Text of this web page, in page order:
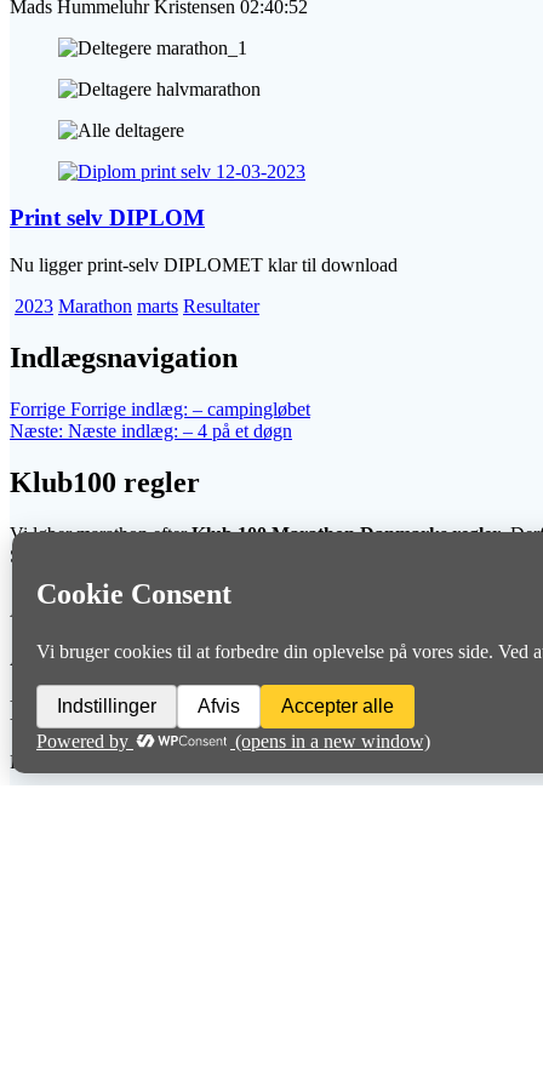
Mads Hummeluhr Kristensen 02:40:52
Print selv DIPLOM
Nu ligger print-selv DIPLOMET klar til download
2023 Marathon marts Resultater
Indlægsnavigation
Forrige Forrige indlæg: – campingløbet
Næste: Næste indlæg: – 4 på et døgn
Klub100 regler
Vi løber marathon efterKlub 100 Marathon Danmarks regler.
Se alle løbskriterier her:
Arkiv
Arkiver
Diplomer
Find diplomer